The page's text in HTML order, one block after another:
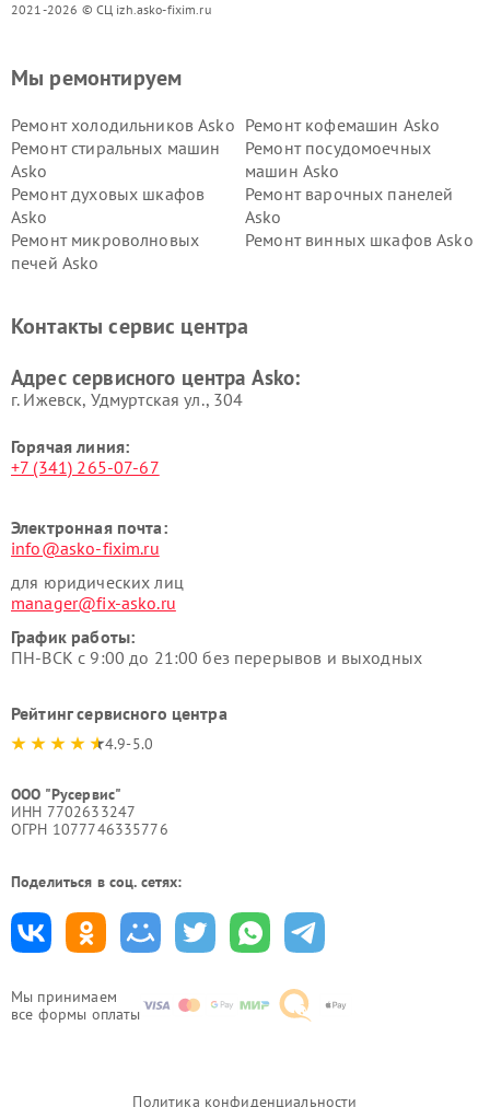
2021-2026 © СЦ izh.asko-fixim.ru
Мы принимаем
все формы оплаты
Мы ремонтируем
Ремонт холодильников Asko Ремонт кофемашин Asko
Ремонт стиральных машин
Asko
Ремонт посудомоечных
машин Asko
Ремонт духовых шкафов
Asko
Ремонт варочных панелей
Asko
Ремонт микроволновых
печей Asko
Ремонт винных шкафов Asko
Ремонт подогревателей
Ремонт промышленных
Asko
Контакты сервис центра
Адрес сервисного центра Asko:
г. Ижевск, Удмуртская ул., 304
Горячая линия:
+7 (341) 265-07-67
Электронная почта:
info@asko-fixim.ru
для юридических лиц
manager@fix-asko.ru
График работы:
ПН-ВСК с 9:00 до 21:00 без перерывов и выходных
Рейтинг сервисного центра
4.9-5.0
ООО "Русервис"
ИНН 7702633247
ОГРН 1077746335776
Поделиться в соц. сетях:
Политика конфиденциальности